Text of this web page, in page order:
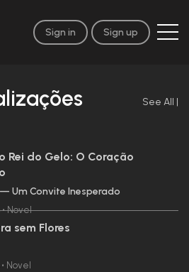
Sign in Sign up
See All |
Rei do Gelo: O Coração
Um Convite Inesperado
•Novel
sem Flores
• Novel